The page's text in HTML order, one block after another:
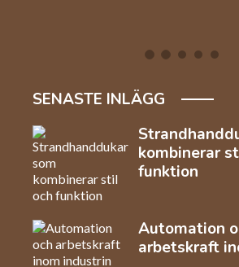
SENASTE INLÄGG
kombinerar
funktion
Automation
arbetskraft